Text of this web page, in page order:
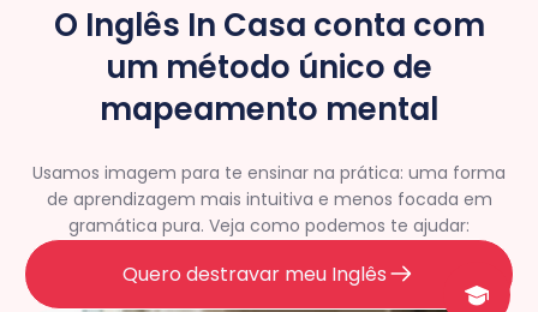
O Inglês In Casa conta com
um método único de
mapeamento mental
Usamos imagem para te ensinar na prática: uma forma
de aprendizagem mais intuitiva e menos focada em
gramática pura. Veja como podemos te ajudar:
Quero destravar meu Inglês